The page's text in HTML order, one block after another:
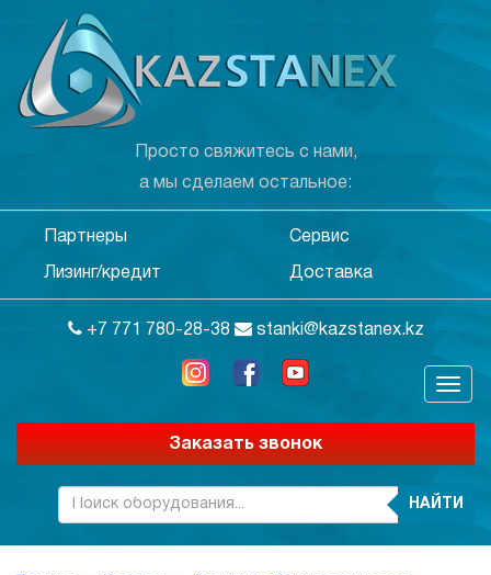
Просто свяжитесь с нами,
а мы сделаем остальное:
Партнеры Сервис
Лизинг/кредит Доставка
+7 771 780-28-38 stanki@kazstanex.kz
Заказать звонок
НАЙТИ